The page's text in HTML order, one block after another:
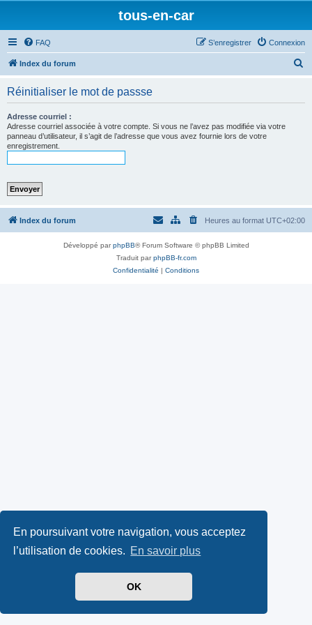
En poursuivant votre navigation, vous acceptez
l’utilisation de cookies. En savoir plus
OK
tous-en-car
FAQ Connexion
S’enregistrer
Index du forum
Réinitialiser le mot de passse
Adresse courriel :
Adresse courriel associée à votre compte. Si vous ne l’avez pas modifiée via votre
panneau d’utilisateur, il s’agit de l’adresse que vous avez fournie lors de votre
enregistrement.
Index du forum Heures au format UTC+02:00
Développé parphpBB® Forum Software © phpBB Limited
Traduit parphpBB-fr.com
Confidentialité | Conditions